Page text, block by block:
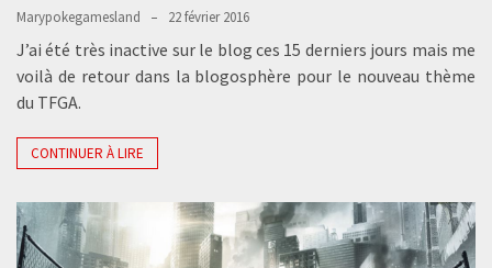
Marypokegamesland 22 février 2016
J’ai été très inactive sur le blog ces 15 derniers jours mais me
voilà de retour dans la blogosphère pour le nouveau thème
du TFGA.
CONTINUER À LIRE